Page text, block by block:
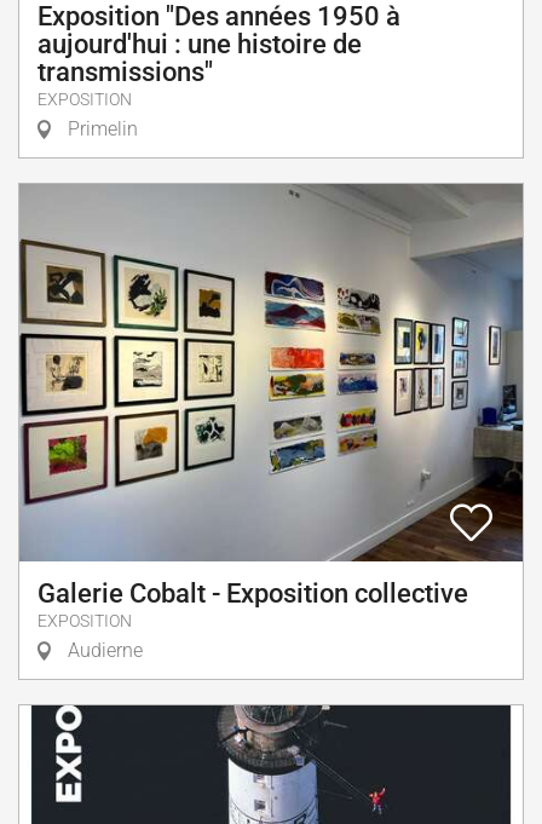
Exposition "Des années 1950 à
aujourd'hui : une histoire de
transmissions"
EXPOSITION
Primelin
Galerie Cobalt - Exposition collective
EXPOSITION
Audierne